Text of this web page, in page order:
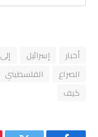
أخبار إسرائيل إلى
الصراع
الفلسطيني
كيف